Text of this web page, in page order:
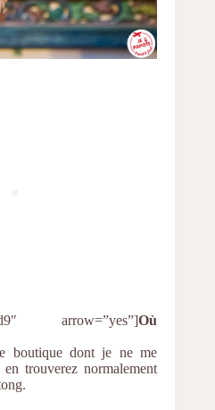
arrow=”yes”]Où
boutique dont je ne me
trouverez normalement